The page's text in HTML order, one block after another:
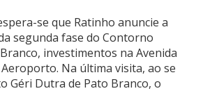
se que Ratinho anuncie a
segunda fase do Contorno
investimentos na Avenida
Na última visita, ao se
Géri Dutra de Pato Branco, o